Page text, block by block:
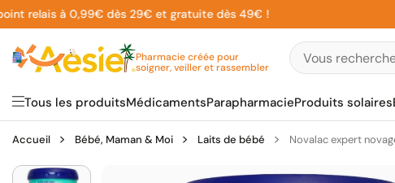
Aller
au
contenu
à 0,99€ dès 29€ et gratuite dès 49€ !
Pharmacie créée pour
soigner, veiller et rassembler
Tous les produitsMédicamentsParapharmacieProduits solaires
Accueil Bébé, Maman & Moi Laits de bébé Novalac expert